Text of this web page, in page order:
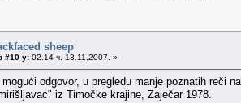
sheep
#10 у: 02.14 ч. 13.11.2007. »
odgovor, u pregledu manje poznatih reči
iz Timočke krajine, Zaječar 1978.